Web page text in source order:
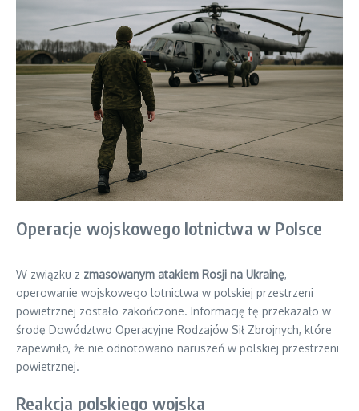
Operacje wojskowego lotnictwa w Polsce
W związku z zmasowanym atakiem Rosji na Ukrainę,
operowanie wojskowego lotnictwa w polskiej przestrzeni
powietrznej zostało zakończone. Informację tę przekazało w
środę Dowództwo Operacyjne Rodzajów Sił Zbrojnych, które
zapewniło, że nie odnotowano naruszeń w polskiej przestrzeni
powietrznej.
Reakcja polskiego wojska